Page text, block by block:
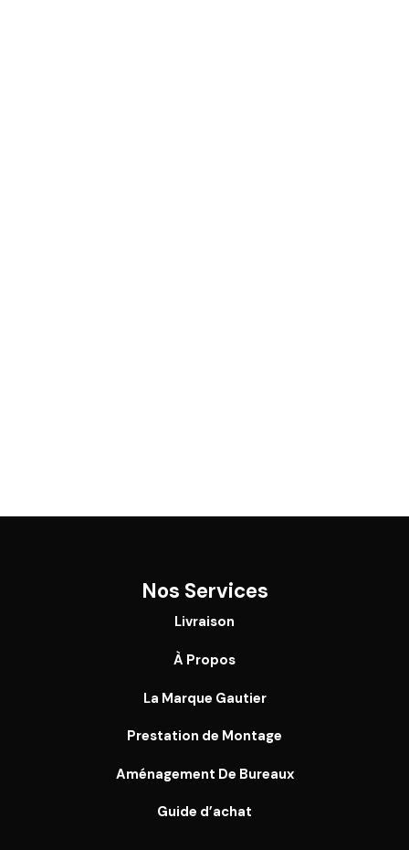
Nos Services
Livraison
À Propos
La Marque Gautier
Prestation de Montage
Aménagement De Bureaux
Guide d’achat